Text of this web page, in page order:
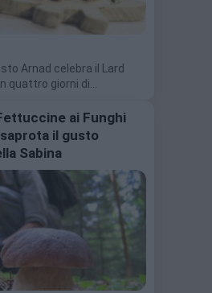
Arnad celebra il Lard
quattro giorni di…
ai Funghi
il gusto
Sabina